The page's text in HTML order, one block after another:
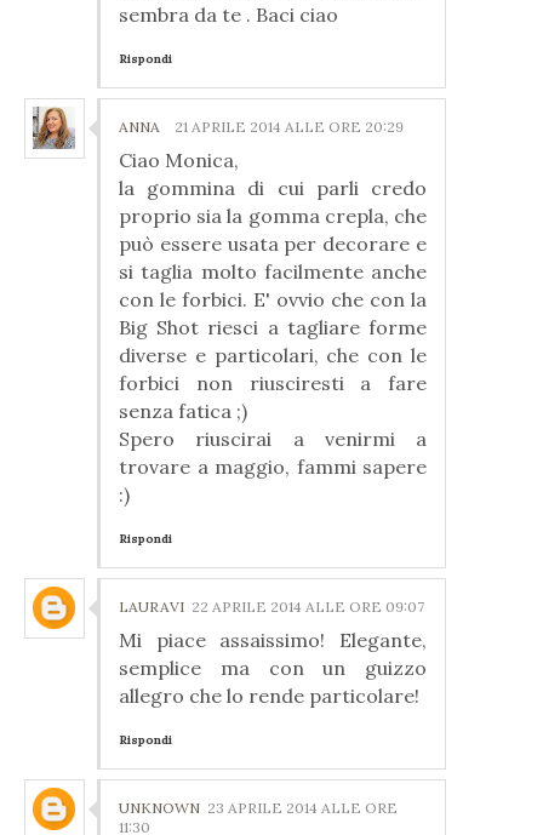
sembra da te . Baci ciao
Rispondi
ANNA 21 APRILE 2014 ALLE ORE 20:29
Ciao Monica,
la gommina di cui parli credo
proprio sia la gomma crepla, che
può essere usata per decorare e
si taglia molto facilmente anche
con le forbici. E' ovvio che con la
Big Shot riesci a tagliare forme
diverse e particolari, che con le
forbici non riusciresti a fare
senza fatica ;)
Spero riuscirai a venirmi a
trovare a maggio, fammi sapere
:)
Rispondi
LAURAVI 22 APRILE 2014 ALLE ORE 09:07
Mi piace assaissimo! Elegante,
semplice ma con un guizzo
allegro che lo rende particolare!
Rispondi
UNKNOWN 23 APRILE 2014 ALLE ORE
11:30